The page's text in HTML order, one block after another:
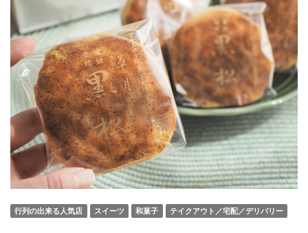
行列の出来る人気店 スイーツ 和菓子 テイクアウト／宅配／デリバリー